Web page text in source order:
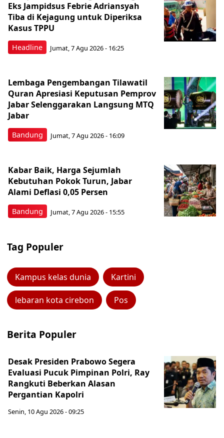
Headline
Eks Jampidsus Febrie Adriansyah
Tiba di Kejagung untuk Diperiksa
Kasus TPPU
Jumat, 7 Agu 2026 - 16:25
Bandung
Lembaga Pengembangan Tilawatil
Quran Apresiasi Keputusan Pemprov
Jabar Selenggarakan Langsung MTQ
Jabar
Jumat, 7 Agu 2026 - 16:09
Bandung
Kabar Baik, Harga Sejumlah
Kebutuhan Pokok Turun, Jabar
Alami Deflasi 0,05 Persen
Jumat, 7 Agu 2026 - 15:55
Tag Populer
Kampus kelas dunia Kartini
lebaran kota cirebon Pos
Berita Populer
Desak Presiden Prabowo Segera
Evaluasi Pucuk Pimpinan Polri, Ray
Rangkuti Beberkan Alasan
Pergantian Kapolri
Senin, 10 Agu 2026 - 09:25